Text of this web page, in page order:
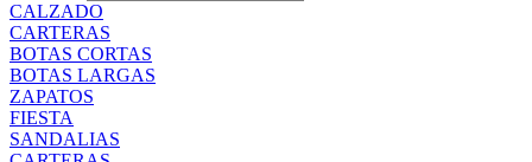
CALZADO
CARTERAS
BOTAS CORTAS
BOTAS LARGAS
ZAPATOS
FIESTA
SANDALIAS